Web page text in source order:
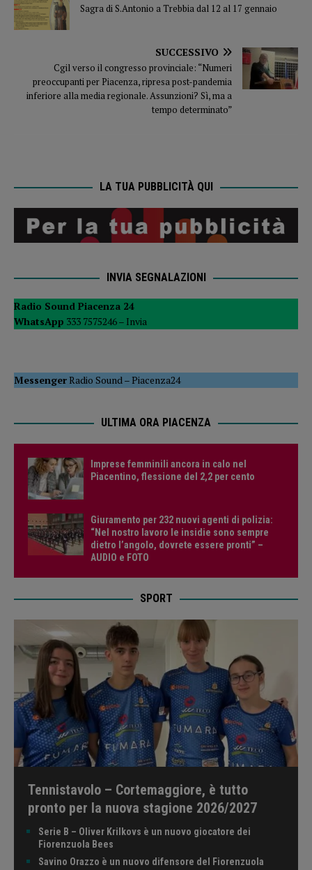
Sagra di S.Antonio a Trebbia dal 12 al 17 gennaio
SUCCESSIVO
Cgil verso il congresso provinciale: “Numeri
preoccupanti per Piacenza, ripresa post-pandemia
inferiore alla media regionale. Assunzioni? Sì, ma a
tempo determinato”
LA TUA PUBBLICITÀ QUI
INVIA SEGNALAZIONI
Radio Sound Piacenza 24
WhatsApp 333 7575246 – Invia
MessengerRadio Sound–Piacenza24
ULTIMA ORA PIACENZA
Imprese femminili ancora in calo nel
Piacentino, flessione del 2,2 per cento
Giuramento per 232 nuovi agenti di polizia:
“Nel nostro lavoro le insidie sono sempre
dietro l’angolo, dovrete essere pronti” –
AUDIO e FOTO
SPORT
Tennistavolo – Cortemaggiore, è tutto
pronto per la nuova stagione 2026/2027
Serie B – Oliver Krilkovs è un nuovo giocatore dei
Fiorenzuola Bees
Savino Orazzo è un nuovo difensore del Fiorenzuola